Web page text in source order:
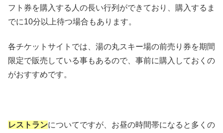
フト券を購入する人の長い行列ができており、購入するま
でに10分以上待つ場合もあります。
各チケットサイトでは、湯の丸スキー場の前売り券を期間
限定で販売している事もあるので、事前に購入しておくの
がおすすめです。
レストランについてですが、お昼の時間帯になると多くの